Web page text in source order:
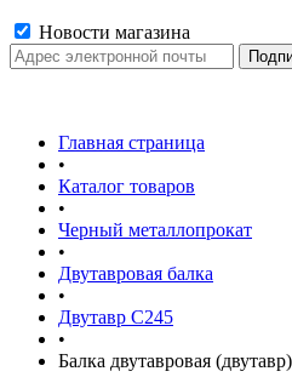
Новости магазина
Главная страница
•
Каталог товаров
•
Черный металлопрокат
•
Двутавровая балка
•
Двутавр С245
•
Балка двутавровая